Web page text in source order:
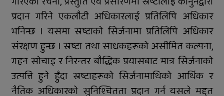
प्रदान गरिने एकलौटी अधिकारलाई प्रतिलिपि अधिकार
भनिन्छ । यसमा स्रष्टाको सिर्जनामा प्रतिलिपि अधिकार
संरक्षण हुन्छ । स्रष्टा तथा साधकहरूको असीमित कल्पना,
गहन सोचाइ र निरन्तर बौद्धिक प्रयासबाट मात्र सिर्जनाको
उत्पत्ति हुने हुँदा स्रष्टाहरूको सिर्जनामाथिको आर्थिक र
नैतिक अधिकारको सुनिश्चितता प्रदान गर्न यसले मद्दत